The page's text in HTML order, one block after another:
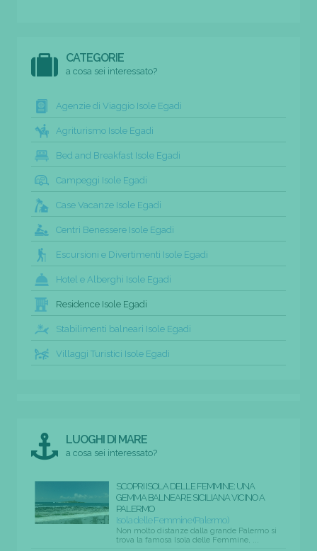
CATEGORIE
a cosa sei interessato?
Agenzie di Viaggio Isole Egadi
Agriturismo Isole Egadi
Bed and Breakfast Isole Egadi
Campeggi Isole Egadi
Case Vacanze Isole Egadi
Centri Benessere Isole Egadi
Escursioni e Divertimenti Isole Egadi
Hotel e Alberghi Isole Egadi
Residence Isole Egadi
Stabilimenti balneari Isole Egadi
Villaggi Turistici Isole Egadi
LUOGHI DI MARE
a cosa sei interessato?
SCOPRI ISOLA DELLE FEMMINE: UNA
GEMMA BALNEARE SICILIANA VICINO A
PALERMO
Isola delle Femmine (Palermo)
Non molto distanze dalla grande Palermo si
trova la famosa Isola delle Femmine, ...